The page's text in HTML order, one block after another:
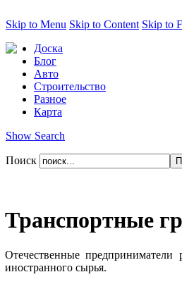
Skip to Menu Skip to Content Skip to
Доска
Блог
Авто
Строительство
Разное
Карта
Show Search
Поиск
Транспортные
Отечественные
иностранного сырья.